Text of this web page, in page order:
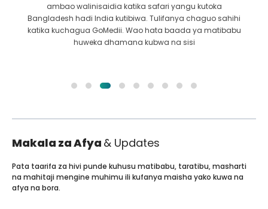
ambao walinisaidia katika safari yangu kutoka
Bangladesh hadi India kutibiwa. Tulifanya chaguo sahihi
katika kuchagua GoMedii. Wao hata baada ya matibabu
huweka dhamana kubwa na sisi
Makala za Afya & Updates
Pata taarifa za hivi punde kuhusu matibabu, taratibu, masharti
na mahitaji mengine muhimu ili kufanya maisha yako kuwa na
afya na bora.